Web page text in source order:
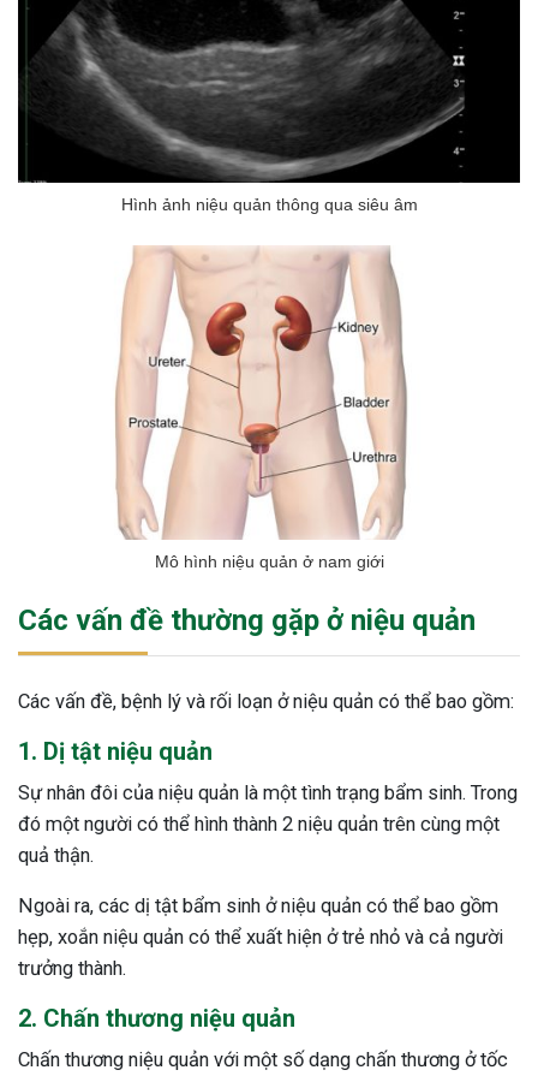
Hình ảnh niệu quản thông qua siêu âm
Mô hình niệu quản ở nam giới
Các vấn đề thường gặp ở niệu quản
Các vấn đề, bệnh lý và rối loạn ở niệu quản có thể bao gồm:
1. Dị tật niệu quản
Sự nhân đôi của niệu quản là một tình trạng bẩm sinh. Trong
đó một người có thể hình thành 2 niệu quản trên cùng một
quả thận.
Ngoài ra, các dị tật bẩm sinh ở niệu quản có thể bao gồm
hẹp, xoắn niệu quản có thể xuất hiện ở trẻ nhỏ và cả người
trưởng thành.
2. Chấn thương niệu quản
Chấn thương niệu quản với một số dạng chấn thương ở tốc